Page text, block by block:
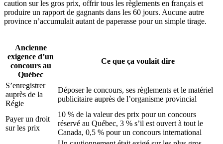
caution sur les gros prix, offrir tous les règlements en français et
produire un rapport de gagnants dans les 60 jours. Aucune autre
province n’accumulait autant de paperasse pour un simple tirage.
Ancienne
exigence d’un
concours au
Québec
Ce que ça voulait dire
S’enregistrer
auprès de la
Régie
Déposer le concours, ses règlements et le matériel
publicitaire auprès de l’organisme provincial
Payer un droit
sur les prix
10 % de la valeur des prix pour un concours
réservé au Québec, 3 % s’il est ouvert à tout le
Canada, 0,5 % pour un concours international